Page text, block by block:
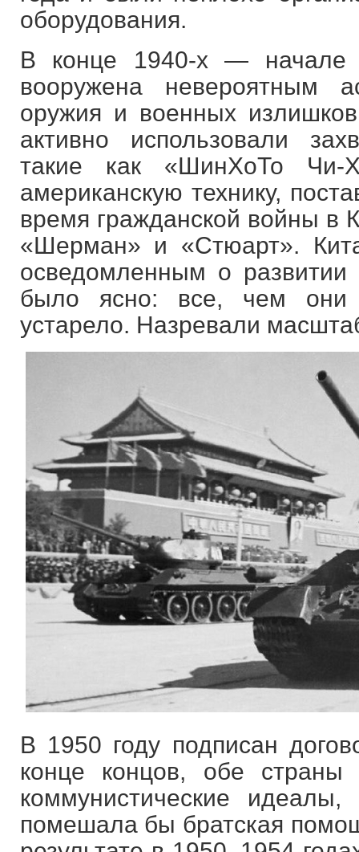
оборудования.
В конце 1940-х —
вооружена невероятным
оружия и военных
активно использовали
такие как «ШинХоТо
американскую технику,
время гражданской войны в
«Шерман» и «Стюарт».
осведомленным о развитии
было ясно: все, чем они
устарело. Назревали
В 1950 году подписан
конце концов, обе
коммунистические
помешала бы братская